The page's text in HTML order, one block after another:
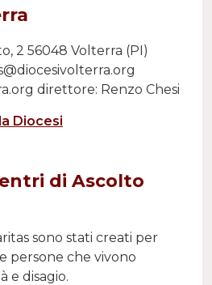
2 56048 Volterra (PI)
direttore: Renzo Chesi
Diocesi
di Ascolto
sono stati creati per
persone che vivono
e disagio.